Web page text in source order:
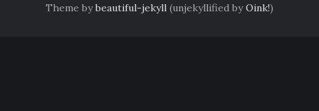
Theme bybeautiful-jekyll (unjekyllified byOink!)